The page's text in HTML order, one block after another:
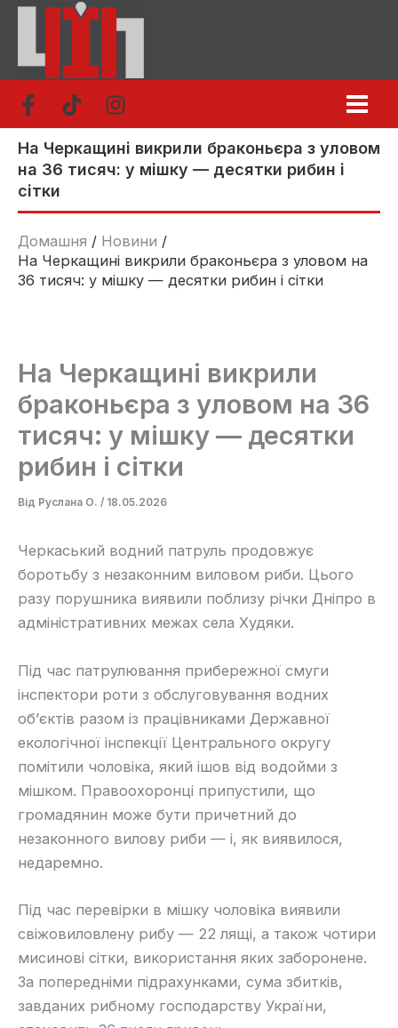
Перейти
вмісту
На Черкащині викрили браконьєра з уловом
на 36 тисяч: у мішку — десятки рибин і
сітки
Домашня
Новини
На Черкащині викрили браконьєра з уловом на
36 тисяч: у мішку — десятки рибин і сітки
На Черкащині викрили
браконьєра з уловом на 36
тисяч: у мішку — десятки
рибин і сітки
Від Руслана О. / 18.05.2026
Черкаський водний патруль продовжує
боротьбу з незаконним виловом риби. Цього
разу порушника виявили поблизу річки Дніпро в
адміністративних межах села Худяки.
Під час патрулювання прибережної смуги
інспектори роти з обслуговування водних
об’єктів разом із працівниками Державної
екологічної інспекції Центрального округу
помітили чоловіка, який ішов від водойми з
мішком. Правоохоронці припустили, що
громадянин може бути причетний до
незаконного вилову риби — і, як виявилося,
недаремно.
Під час перевірки в мішку чоловіка виявили
свіжовиловлену рибу — 22 лящі, а також чотири
мисинові сітки, використання яких заборонене.
За попередніми підрахунками, сума збитків,
завданих рибному господарству України,